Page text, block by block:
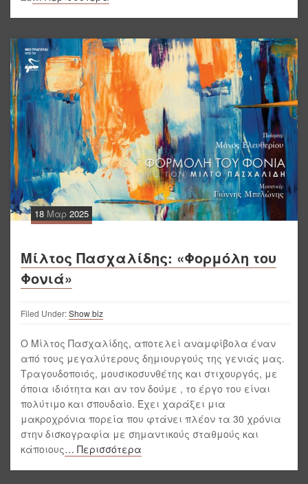
18 Μαρ 2025
Μίλτος Πασχαλίδης: «Φορμόλη του
Φονιά»
Filed Under:Show biz
Ο Μίλτος Πασχαλίδης, αποτελεί αναμφίβολα έναν
από τους μεγαλύτερους δημιουργούς της γενιάς μας.
Τραγουδοποιός, μουσικοσυνθέτης και στιχουργός, με
όποια ιδιότητα και αν τον δούμε , το έργο του είναι
πολύτιμο και σπουδαίο. Έχει χαράξει μια
μακροχρόνια πορεία που φτάνει πλέον τα 30 χρόνια
στην δισκογραφία με σημαντικούς σταθμούς και
κάποιους… Περισσότερα